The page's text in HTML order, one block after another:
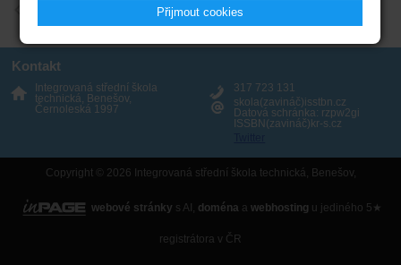
Kontakt
Integrovaná střední škola
technická, Benešov,
Černoleská 1997
317 723 131
skola(zavináč)isstbn.cz
Datová schránka: rzpw2gi
ISSBN(zavináč)kr-s.cz
Copyright © 2026 Integrovaná střední škola technická, Benešov,
webové stránky s AI, doména a webhosting u jediného 5★
registrátora v ČR
Přijmout cookies